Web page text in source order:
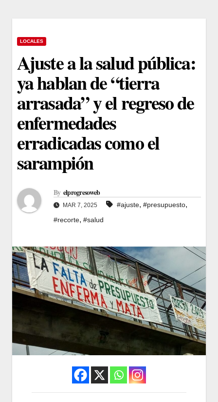
LOCALES
Ajuste a la salud pública:
ya hablan de “tierra
arrasada” y el regreso de
enfermedades
erradicadas como el
sarampión
By elprogresoweb
MAR 7, 2025 #ajuste, #presupuesto,
#recorte, #salud